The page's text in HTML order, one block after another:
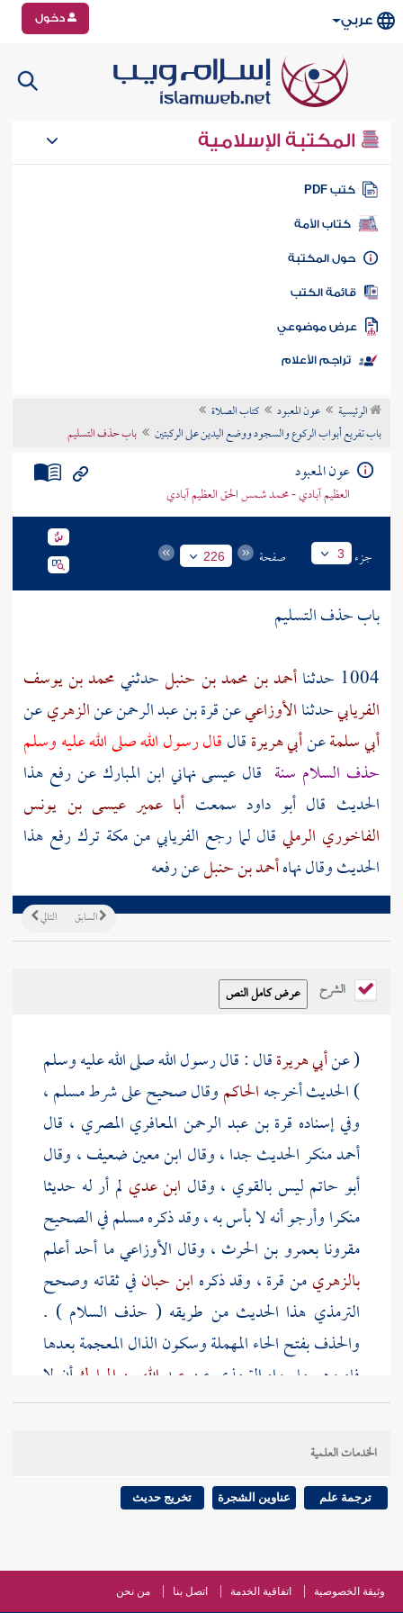
عربي دخول
المكتبة الإسلامية
كتب PDF
كتاب الأمة
المكتبة
الكتب
موضوعي
تراجم الأعلام
الرئيسية عون المعبود
كتاب الصلاة
باب تفريع أبواب الركوع والسجود ووضع اليدين على الركبتين
باب حذف التسليم
عون المعبود
العظيم آبادي - محمد شمس الحق العظيم آبادي
جزء 3 صفحة 226
باب حذف التسليم
1004 حدثنا
أحمد بن محمد بن حنبلحدثنيمحمد بن يوسف
الفريابيحدثناالأوزاعيعنقرة بن عبد الرحمنعنالزهريعن
أبي سلمةعنأبي هريرةقالقال رسول الله صلى الله عليه وسلم
حذف السلام سنة قال عيسىنهاني ابن المبارك عن رفع هذا
الحديث قال أبو داود سمعت أبا عمير عيسى بن يونس
الفاخوري الرملي قال لما رجع الفريابيمنمكةترك رفع هذا
الحديث وقال نهاهأحمد بن حنبلعن رفعه
التالي السابق
الشرح
( عنأبي هريرةقال : قال رسول الله صلى الله عليه وسلم
) الحديث أخرجهالحاكموقال صحيح على شرطمسلم،
وفي إسناده قرة بن عبد الرحمن المعافري المصري ، قال
أحمدمنكر الحديث جدا ، وقال ابن معينضعيف ، وقال
أبو حاتم ليس بالقوي ، وقال ابن عدي لم أر له حديثا
منكرا وأرجو أنه لا بأس به ، وقد ذكرهمسلمفي الصحيح
مقرونابعمرو بن الحرث ، وقال الأوزاعيما أحد أعلم
بالزهريمنقرة، وقد ذكره ابن حبانفي ثقاته وصحح
الترمذي هذا الحديث من طريقه ( حذف السلام ) .
والحذف بفتح الحاء المهملة وسكون الذال المعجمة بعدها
فاء وهو ما رواه الترمذي عن عبد الله بن المباركأن لا
يمده مدا يعني يترك الإطالة في لفظه ويسرع فيه . وقال
ابن الأثير
حديثالنخعي
جزم السلام وقطعه فقد خففه وحذفه . انتهى . قال
إبراهيم النخعيقال : التكبير جزم والسلام جزم . قال
ابن سيد الناس: قال العلماء يستحب أن
الخدمات العلمية
ترجمة علم عناوين الشجرة تخريج حديث
وثيقة الخصوصية اتفاقية الخدمة اتصل بنا من نحن